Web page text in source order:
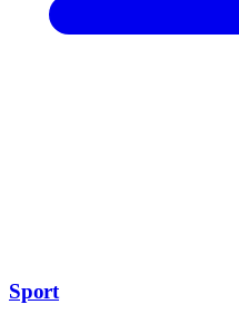
Sport